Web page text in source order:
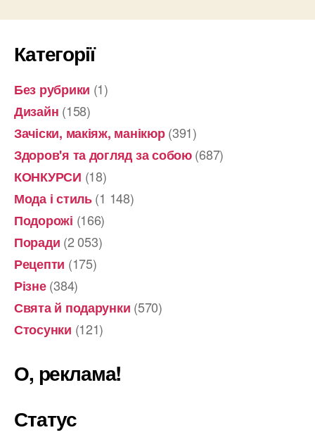
Категорії
Без рубрики (1)
Дизайн (158)
Зачіски, макіяж, манікюр(391)
Здоров'я та догляд за собою(687)
КОНКУРСИ (18)
Мода і стиль(1 148)
Подорожі (166)
Поради (2 053)
Рецепти (175)
Різне(384)
Свята й подарунки (570)
Стосунки (121)
О, реклама!
Статус